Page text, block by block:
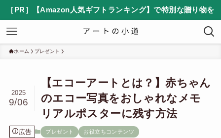
［PR］【Amazon人気ギフトランキング】で特別な贈り物を
ホーム プレゼント
【エコーアートとは？】赤ちゃん
のエコー写真をおしゃれなメモ
リアルポスターに残す方法
2025
9/06
広告 プレゼント お役立ちコンテンツ